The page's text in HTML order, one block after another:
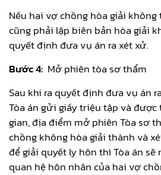
Nếu hai vợ chồng hòa giải không
cũng phải lập biên bản hòa giải
quyết định đưa vụ án ra xét xử.
Bước 4: Mở phiên tòa sơ thẩm
Sau khi ra quyết định đưa vụ án
Tòa án gửi giấy triệu tập và
gian, địa điểm mở phiên Tòa sơ
chồng không hòa giải thành và
để giải quyết ly hôn thì Tòa án
quan hệ hôn nhân của hai vợ